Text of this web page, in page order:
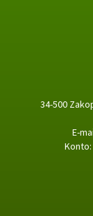
34-500
E-
Konto: